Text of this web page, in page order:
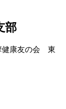
部
健康友の会 東